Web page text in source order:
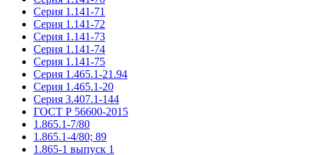
Серия 1.141-71
Серия 1.141-72
Серия 1.141-73
Серия 1.141-74
Серия 1.141-75
Серия 1.465.1-21.94
Серия 1.465.1-20
Серия 3.407.1-144
ГОСТ Р 56600-2015
1.865.1-7/80
1.865.1-4/80; 89
1.865-1 выпуск 1